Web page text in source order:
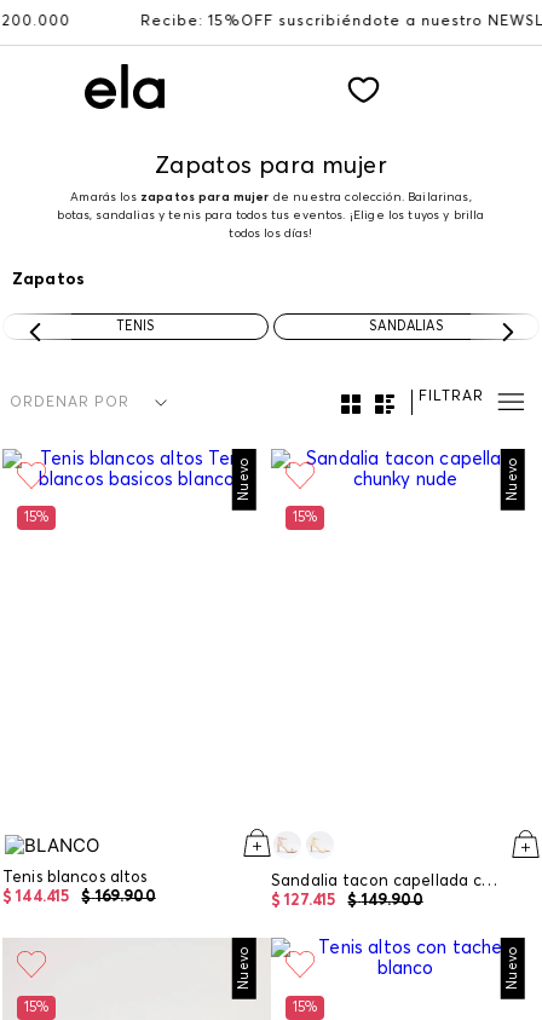
Recibe: 15%OFF suscribiéndote a nuestro NEWSLETTER
Zapatos para mujer
Amarás los zapatos para mujer de nuestra colección. Bailarinas,
botas, sandalias y tenis para todos tus eventos. ¡Elige los tuyos y brilla
todos los días!
Zapatos
TENIS SANDALIAS
ORDENAR POR FILTRAR
Nuevo
15%
Tenis blancos altos
$ 169.900
$ 144.415
Nuevo
15%
Sandalia tacon capellada chunky
$ 149.900
$ 127.415
Nuevo
15%
Nuevo
15%